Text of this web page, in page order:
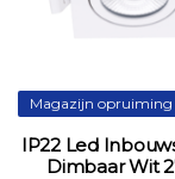
Magazijn opruiming
IP22 Led
Dimbaar Wit